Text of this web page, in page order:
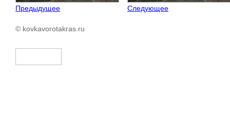
Предыдущее Следующее
© kovkavorotakras.ru